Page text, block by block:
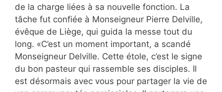
de la charge liées à sa nouvelle fonction. La
tâche fut confiée à Monseigneur Pierre Delville,
évêque de Liège, qui guida la messe tout du
long. «C’est un moment important, a scandé
Monseigneur Delville. Cette étole, c’est le signe
du bon pasteur qui rassemble ses disciples. Il
est désormais avec vous pour partager la vie de